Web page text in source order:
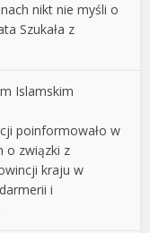
nikt nie myśli o
Szukała z
Islamskim
poinformowało w
o związki z
kraju w
i